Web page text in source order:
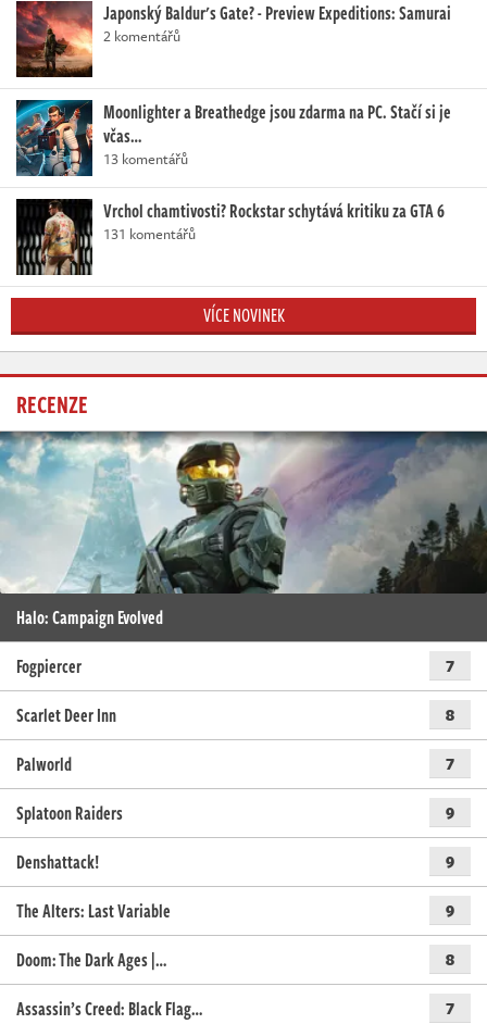
Japonský Baldur's Gate? - Preview Expeditions: Samurai
2 komentářů
Moonlighter a Breathedge jsou zdarma na PC. Stačí si je
včas…
13 komentářů
Vrchol chamtivosti? Rockstar schytává kritiku za GTA 6
131 komentářů
VÍCE NOVINEK
RECENZE
Halo: Campaign Evolved
Fogpiercer
7
Scarlet Deer Inn 8
Palworld 7
Splatoon Raiders 9
Denshattack! 9
The Alters: Last Variable 9
Doom: The Dark Ages |… 8
Assassin’s Creed: Black Flag… 7